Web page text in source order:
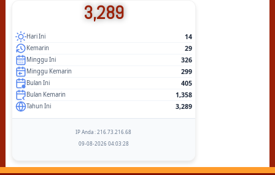
3,289
Hari Ini 14
Kemarin 29
Minggu Ini 326
Minggu Kemarin 299
Bulan Ini 405
Bulan Kemarin 1,358
Tahun Ini 3,289
IP Anda : 216.73.216.68
09-08-2026 04:03:28